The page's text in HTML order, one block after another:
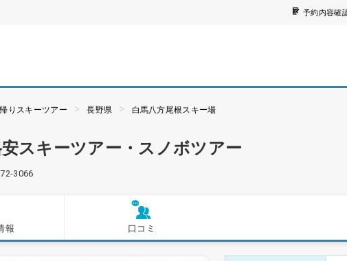
予約内容確
りスキーツアー 長野県 白馬八方尾根スキー場
スキーツアー・スノボツアー
3066
報 口コミ